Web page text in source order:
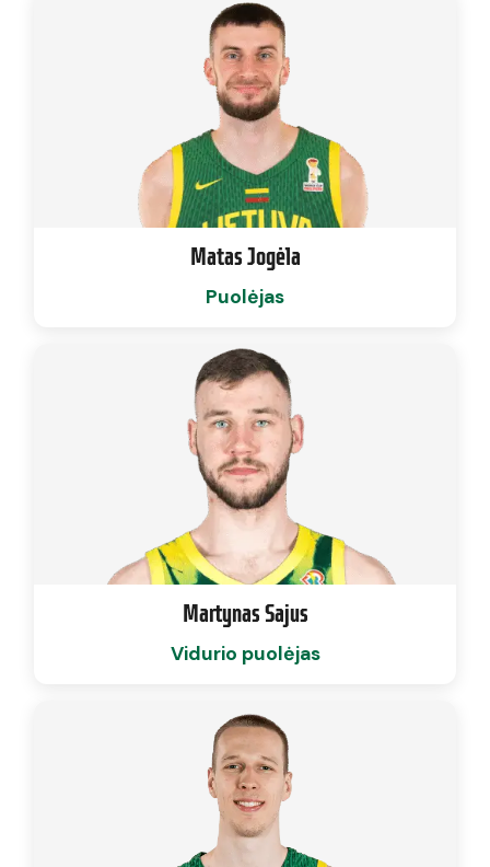
Matas Jogėla
Puolėjas
Martynas Sajus
Vidurio puolėjas